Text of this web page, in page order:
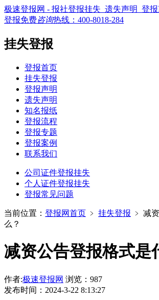
极速登报网 - 报社登报挂失_遗失声明_登报
登报免费咨询热线： 400-8018-284
挂失登报
登报首页
挂失登报
登报声明
遗失声明
知名报纸
登报流程
登报专题
登报案例
联系我们
公司证件登报挂失
个人证件登报挂失
登报常见问题
当前位置： 登报网首页 ﹥ 挂失登报 ﹥ 减
么？
减资公告登报格式是
作者:极速登报网 浏览：987
发布时间：2024-3-22 8:13:27